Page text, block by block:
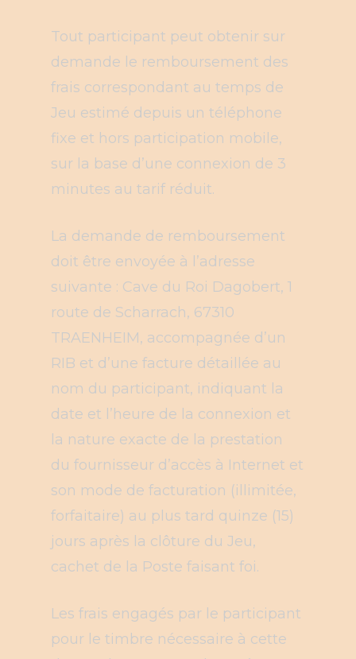
Tout participant peut obtenir sur
demande le remboursement des
frais correspondant au temps de
Jeu estimé depuis un téléphone
fixe et hors participation mobile,
sur la base d’une connexion de 3
minutes au tarif réduit.
La demande de remboursement
doit être envoyée à l’adresse
suivante : Cave du Roi Dagobert, 1
route de Scharrach, 67310
TRAENHEIM, accompagnée d’un
RIB et d’une facture détaillée au
nom du participant, indiquant la
date et l’heure de la connexion et
la nature exacte de la prestation
du fournisseur d’accès à Internet et
son mode de facturation (illimitée,
forfaitaire) au plus tard quinze (15)
jours après la clôture du Jeu,
cachet de la Poste faisant foi.
Les frais engagés par le participant
pour le timbre nécessaire à cette